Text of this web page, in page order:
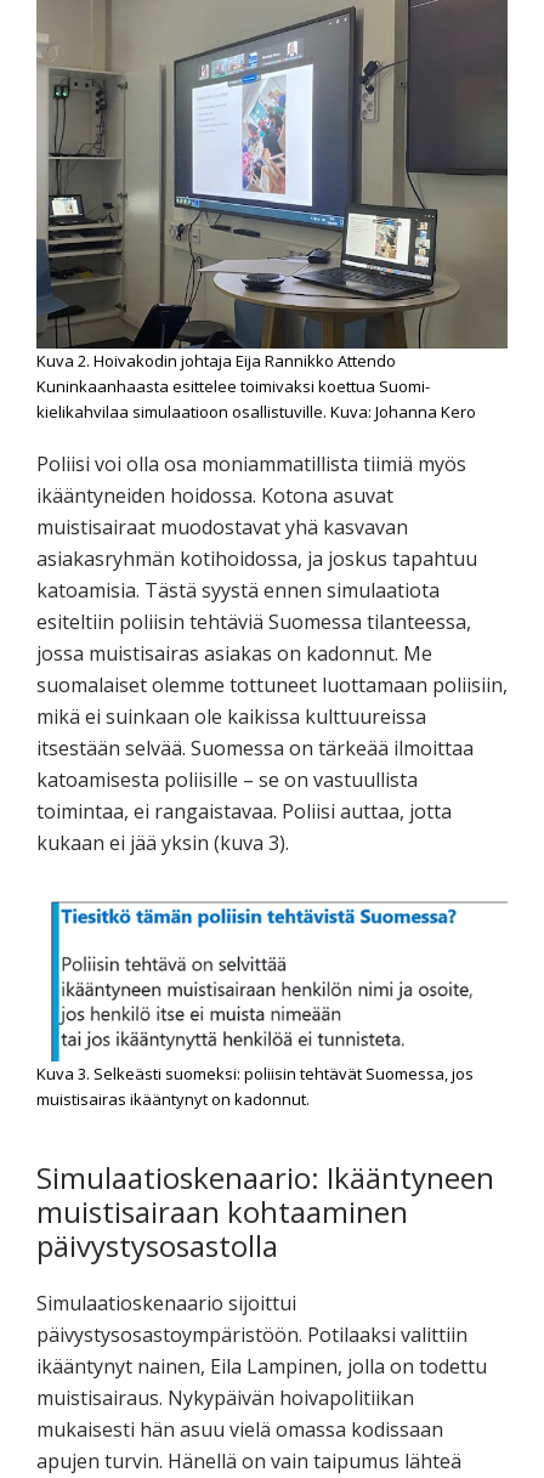
Kuva 2. Hoivakodin johtaja Eija Rannikko Attendo
Kuninkaanhaasta esittelee toimivaksi koettua Suomi-
kielikahvilaa simulaatioon osallistuville. Kuva: Johanna Kero
Poliisi voi olla osa moniammatillista tiimiä myös
ikääntyneiden hoidossa. Kotona asuvat
muistisairaat muodostavat yhä kasvavan
asiakasryhmän kotihoidossa, ja joskus tapahtuu
katoamisia. Tästä syystä ennen simulaatiota
esiteltiin poliisin tehtäviä Suomessa tilanteessa,
jossa muistisairas asiakas on kadonnut. Me
suomalaiset olemme tottuneet luottamaan poliisiin,
mikä ei suinkaan ole kaikissa kulttuureissa
itsestään selvää. Suomessa on tärkeää ilmoittaa
katoamisesta poliisille – se on vastuullista
toimintaa, ei rangaistavaa. Poliisi auttaa, jotta
kukaan ei jää yksin (kuva 3).
Kuva 3. Selkeästi suomeksi: poliisin tehtävät Suomessa, jos
muistisairas ikääntynyt on kadonnut.
Simulaatioskenaario: Ikääntyneen
muistisairaan kohtaaminen
päivystysosastolla
Simulaatioskenaario sijoittui
päivystysosastoympäristöön. Potilaaksi valittiin
ikääntynyt nainen, Eila Lampinen, jolla on todettu
muistisairaus. Nykypäivän hoivapolitiikan
mukaisesti hän asuu vielä omassa kodissaan
apujen turvin. Hänellä on vain taipumus lähteä